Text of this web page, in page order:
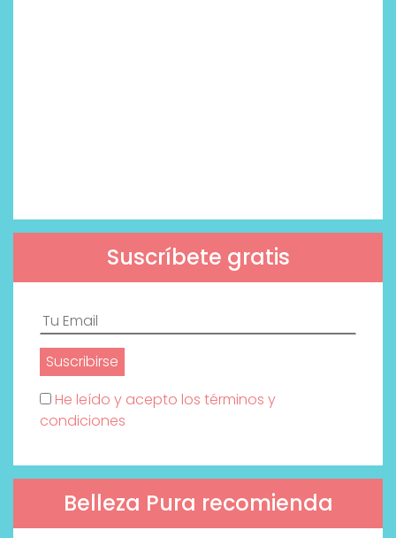
Suscríbete gratis
He leído y acepto los términos y
condiciones
Belleza Pura recomienda